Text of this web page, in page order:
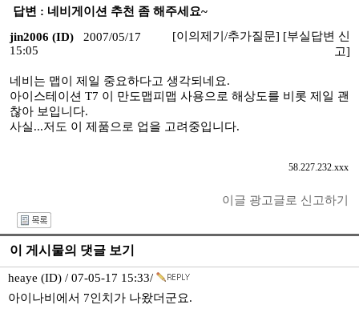
답변 : 네비게이션 추천 좀 해주세요~
jin2006 (ID)
2007/05/17
15:05
[이의제기/추가질문] [부실답변 신
고]
네비는 맵이 제일 중요하다고 생각되네요.
아이스테이션 T7 이 만도맵피맵 사용으로 해상도를 비롯 제일 괜
찮아 보입니다.
사실...저도 이 제품으로 업을 고려중입니다.
58.227.232.xxx
이글 광고글로 신고하기
이 게시물의 댓글 보기
heaye (ID) / 07-05-17 15:33/
아이나비에서 7인치가 나왔더군요.